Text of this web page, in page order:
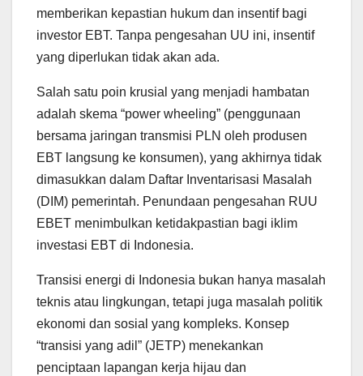
memberikan kepastian hukum dan insentif bagi
investor EBT. Tanpa pengesahan UU ini, insentif
yang diperlukan tidak akan ada.
Salah satu poin krusial yang menjadi hambatan
adalah skema “power wheeling” (penggunaan
bersama jaringan transmisi PLN oleh produsen
EBT langsung ke konsumen), yang akhirnya tidak
dimasukkan dalam Daftar Inventarisasi Masalah
(DIM) pemerintah. Penundaan pengesahan RUU
EBET menimbulkan ketidakpastian bagi iklim
investasi EBT di Indonesia.
Transisi energi di Indonesia bukan hanya masalah
teknis atau lingkungan, tetapi juga masalah politik
ekonomi dan sosial yang kompleks. Konsep
“transisi yang adil” (JETP) menekankan
penciptaan lapangan kerja hijau dan